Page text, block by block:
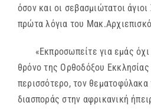
όσον και οι σεβασμιώτατοι
πρώτα λόγια του
«Εκπροσωπείτε για εμάς όχι
θρόνο της Ορθοδόξου
περισσότερο, τον θεματοφύλακα
διασποράς στην αφρικανική